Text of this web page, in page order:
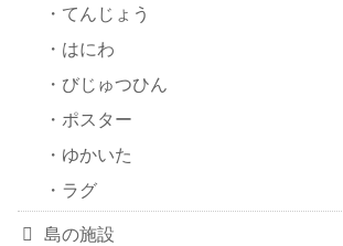
てんじょう
はにわ
びじゅつひん
ポスター
ゆかいた
ラグ
島の施設